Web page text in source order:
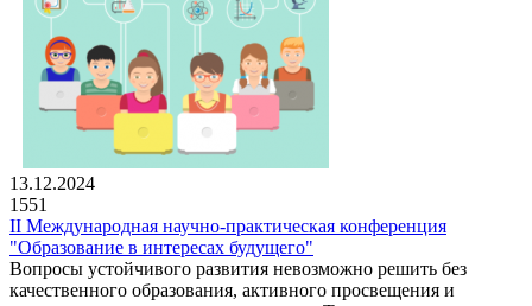
13.12.2024
1551
II Международная научно-практическая конференция
"Образование в интересах будущего"
Вопросы устойчивого развития невозможно решить без
качественного образования, активного просвещения и